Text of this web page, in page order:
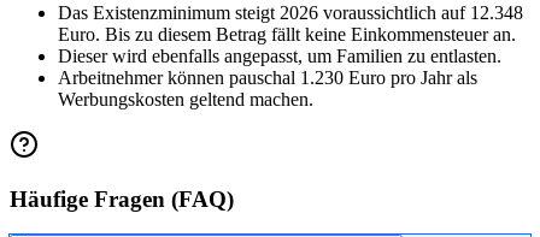
Das Existenzminimum steigt 2026 voraussichtlich auf 12.348
Euro. Bis zu diesem Betrag fällt keine Einkommensteuer an.
Dieser wird ebenfalls angepasst, um Familien zu entlasten.
Arbeitnehmer können pauschal 1.230 Euro pro Jahr als
Werbungskosten geltend machen.
Häufige Fragen (FAQ)